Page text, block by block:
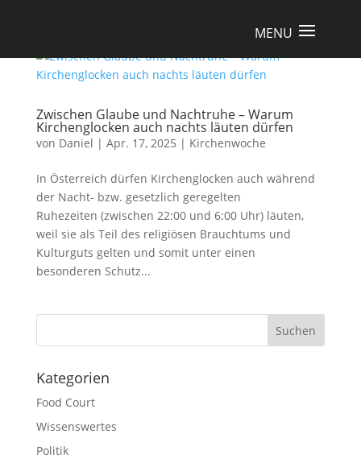
Zwischen Glaube und Nachtruhe – Warum
Kirchenglocken auch nachts läuten dürfen
von Daniel | Apr. 17, 2025 | Kirchenwoche
In Österreich dürfen Kirchenglocken auch während
der Nacht- bzw. gesetzlich geregelten
Ruhezeiten (zwischen 22:00 und 6:00 Uhr) läuten,
weil sie als Teil des religiösen Brauchtums und
Kulturguts gelten und somit unter einen
besonderen Schutz...
Suchen
Kategorien
Food Court
Wissenswertes
Politik